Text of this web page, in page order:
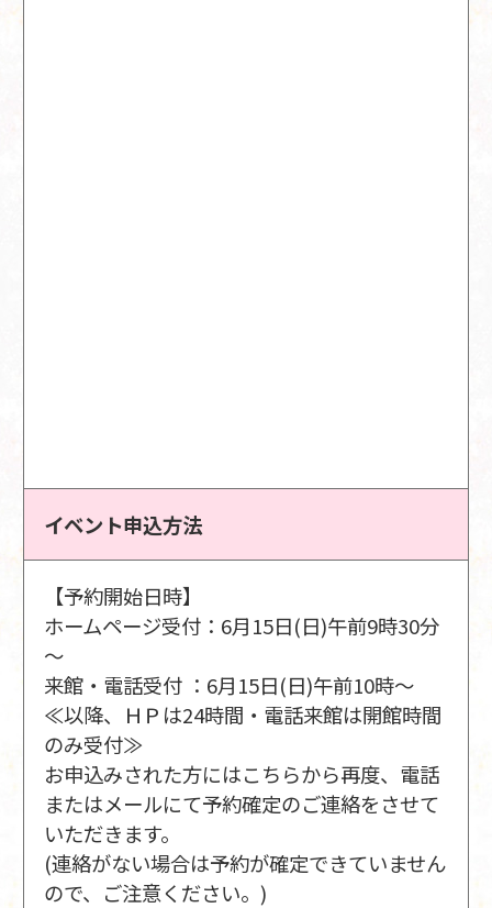
イベント申込方法
【予約開始日時】
ホームページ受付：6月15日(日)午前9時30分
～
来館・電話受付 ：6月15日(日)午前10時～
≪以降、ＨＰは24時間・電話来館は開館時間
のみ受付≫
お申込みされた方にはこちらから再度、電話
またはメールにて予約確定のご連絡をさせて
いただきます。
(連絡がない場合は予約が確定できていません
ので、ご注意ください。)